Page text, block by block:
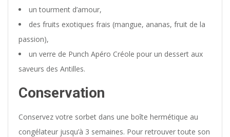
un tourment d’amour,
des fruits exotiques frais (mangue, ananas, fruit de la
passion),
un verre de Punch Apéro Créole pour un dessert aux
saveurs des Antilles.
Conservation
Conservez votre sorbet dans une boîte hermétique au
congélateur jusqu’à 3 semaines. Pour retrouver toute son